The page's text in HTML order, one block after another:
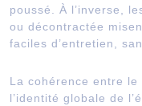
poussé. À l’inverse,
ou décontractée
faciles d’entretien,
La cohérence entre
l’identité globale de